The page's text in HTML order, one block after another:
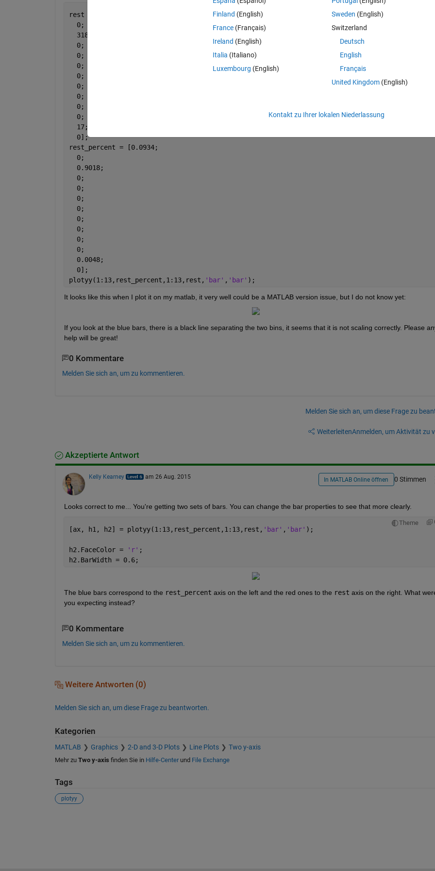
rest =  [330;
  0;
  3187;
  0;
  0;
  0;
  0;
  0;
  0;
  0;
  0;
  17;
  0];
rest_percent = [0.0934;
  0;
  0.9018;
  0;
  0;
  0;
  0;
  0;
  0;
  0;
  0;
  0.0048;
  0];
plotyy(1:13,rest_percent,1:13,rest, 'bar' , 'bar' );
It looks like this when I plot it on my matlab, it very well could be a MATLAB version issue, but I do not know yet:
If you look at the blue bars, there is a black line separating the two bins, it seems that it is not scaling correctly. Please
help will be great!
0 Kommentare
Melden Sie sich an, um zu kommentieren.
Melden Sie sich an, um diese Frage zu
WeiterleitenAnmelden, um Aktivität zu
Akzeptierte Antwort
Kelly Kearney am 26 Aug. 2015 In MATLAB Online öffnen 0 Stimmen
Looks correct to me... You're getting two sets of bars. You can change the bar properties to see that more clearly.
Theme
[ax, h1, h2] = plotyy(1:13,rest_percent,1:13,rest, 'bar' , 'bar' );
h2.FaceColor = 'r' ;
h2.BarWidth = 0.6;
The blue bars correspond to the rest_percent axis on the left and the red ones to the rest axis on the right. What
you expecting instead?
0 Kommentare
Melden Sie sich an, um zu kommentieren.
Weitere Antworten (0)
Melden Sie sich an, um diese Frage zu beantworten.
Kategorien
MATLAB Graphics 2-D and 3-D Plots Line Plots Two y-axis
Mehr zu Two y-axis finden Sie in Hilfe-Centerund File Exchange
Tags
plotyy
Finland (English)
France (Français)
Ireland (English)
Italia (Italiano)
Luxembourg (English)
Sweden (English)
Switzerland
Deutsch
English
Français
United Kingdom(English)
Kontakt zu Ihrer lokalen Niederlassung